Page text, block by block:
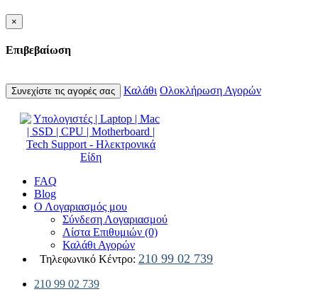
×
Επιβεβαίωση
Συνεχίστε τις αγορές σας Καλάθι Ολοκλήρωση Αγορών
FAQ
Blog
Ο Λογαριασμός μου
Σύνδεση Λογαριασμού
Λίστα Επιθυμιών (0)
Καλάθι Αγορών
Τηλεφωνικό Κέντρο: 210 99 02 739
210 99 02 739